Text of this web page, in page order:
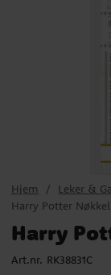
Hjem Leker &
Harry Potter
Harry
Art.nr. RK38831C